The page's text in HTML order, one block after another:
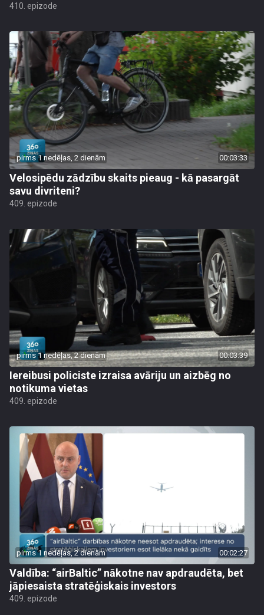
410. epizode
pirms 1 nedēļas, 2 dienām 00:03:33
Velosipēdu zādzību skaits pieaug - kā pasargāt
savu divriteni?
409. epizode
pirms 1 nedēļas, 2 dienām 00:03:39
Iereibusi policiste izraisa avāriju un aizbēg no
notikuma vietas
409. epizode
pirms 1 nedēļas, 2 dienām 00:02:27
Valdība: “airBaltic” nākotne nav apdraudēta, bet
jāpiesaista stratēģiskais investors
409. epizode